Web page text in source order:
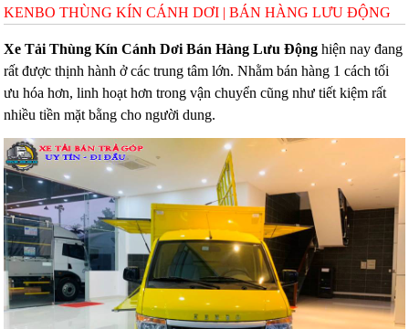
KENBO THÙNG KÍN CÁNH DƠI | BÁN HÀNG LƯU ĐỘNG
Xe Tải Thùng Kín Cánh Dơi Bán Hàng Lưu Động hiện nay đang
rất được thịnh hành ở các trung tâm lớn. Nhằm bán hàng 1 cách tối
ưu hóa hơn, linh hoạt hơn trong vận chuyển cũng như tiết kiệm rất
nhiều tiền mặt bằng cho người dung.